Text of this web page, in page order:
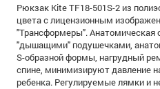
Рюкзак Kite TF18-501S-2 из
цвета с лицензионным
"Трансформеры". Анатомическая
"дышащими" подушечками,
S-образной формы, нагрудный
спине, минимизируют давление
ребенка. Регулируемые лямки и